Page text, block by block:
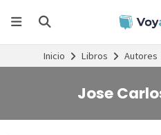
Inicio Libros Autores
Jose